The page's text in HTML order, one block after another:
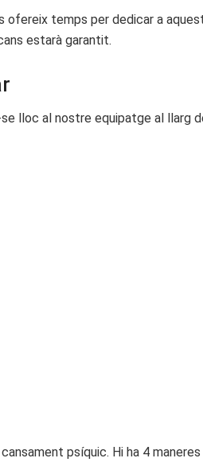
ofereix temps per dedicar a
estarà garantit.
lloc al nostre equipatge al llarg
psíquic. Hi ha 4